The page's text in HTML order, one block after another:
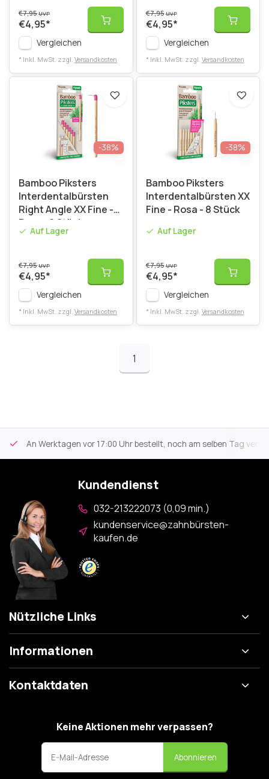
€7,95UVP
€4,95*
Vergleichen
* Inkl. MwSt. zzgl. Versandkosten
€7,95UVP
€4,95*
Vergleichen
* Inkl. MwSt. zzgl. Versandkosten
-38%
Bamboo Piksters
Interdentalbürsten
Right Angle XX Fine -
Rosa- 6 Stück
Auf Lager
€7,95UVP
€4,95*
Vergleichen
* Inkl. MwSt. zzgl. Versandkosten
-38%
Bamboo Piksters
Interdentalbürsten XX
Fine - Rosa - 8 Stück
Auf Lager
€7,95UVP
€4,95*
Vergleichen
* Inkl. MwSt. zzgl. Versandkosten
1
An Werktagen vor 17:00 Uhr bestellt, noch am selben Tag
Kundendienst
032-213222073 (0,09 min.)
kundenservice@zahnbürsten-
kaufen.de
Nützliche Links
Informationen
Kontaktdaten
Keine Aktionen mehr verpassen?
Abonnieren